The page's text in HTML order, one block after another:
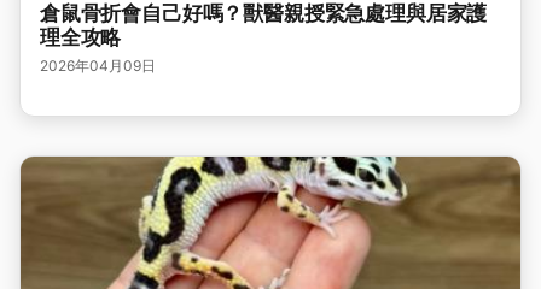
倉鼠骨折會自己好嗎？獸醫親授緊急處理與居家護
理全攻略
2026年04月09日